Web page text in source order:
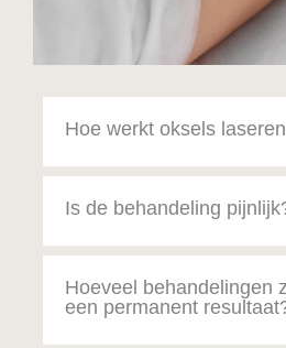
Hoe werkt oksels
Is de behandeling
Hoeveel behandelingen
een permanent